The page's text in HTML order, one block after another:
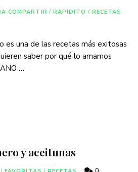
COMPARTIR / RAPIDITO / RECETAS
es una de las recetas más exitosas
saber por qué lo amamos
…
y aceitunas